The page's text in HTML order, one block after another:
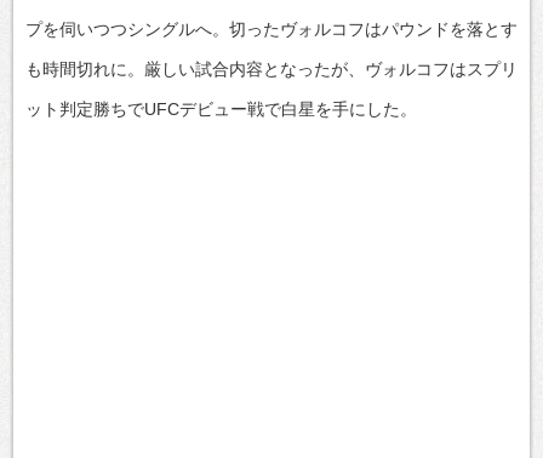
プを伺いつつシングルへ。切ったヴォルコフはパウンドを落とす
も時間切れに。厳しい試合内容となったが、ヴォルコフはスプリ
ット判定勝ちでUFCデビュー戦で白星を手にした。